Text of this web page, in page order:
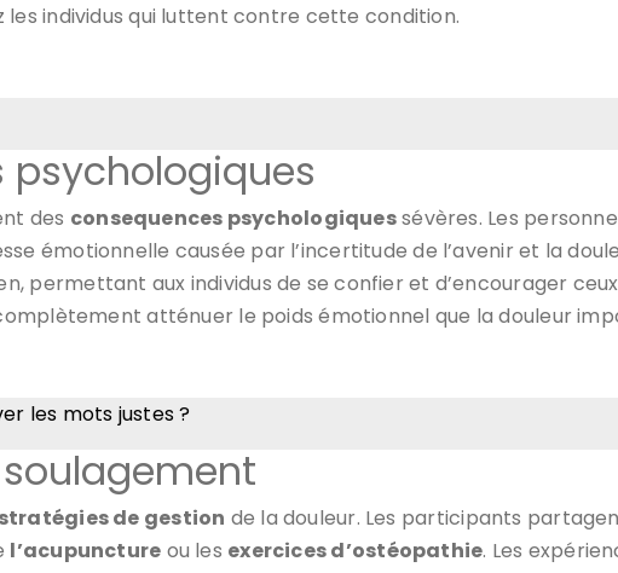
individus qui luttent contre cette condition.
psychologiques
des consequences psychologiquessévères. Les
émotionnelle causée par l’incertitude de l’avenir et la
permettant aux individus de se confier et d’encourager
atténuer le poids émotionnel que la douleur
les mots justes ?
stratégies de gestion de la douleur. Les participants
l’acupuncture ou les exercices d’ostéopathie. Les